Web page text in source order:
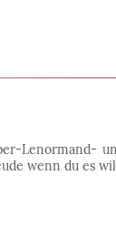
Lenormand-
wenn du es